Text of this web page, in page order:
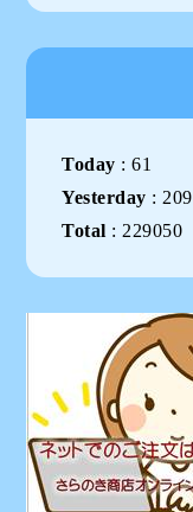
Today :61
Yesterday : 209
Total : 229050